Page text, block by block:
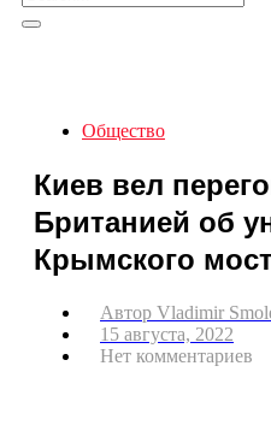
Общество
Киев вел
Британией об
Крымского
Автор Vladimir
15 августа, 2022
Нет комментариев